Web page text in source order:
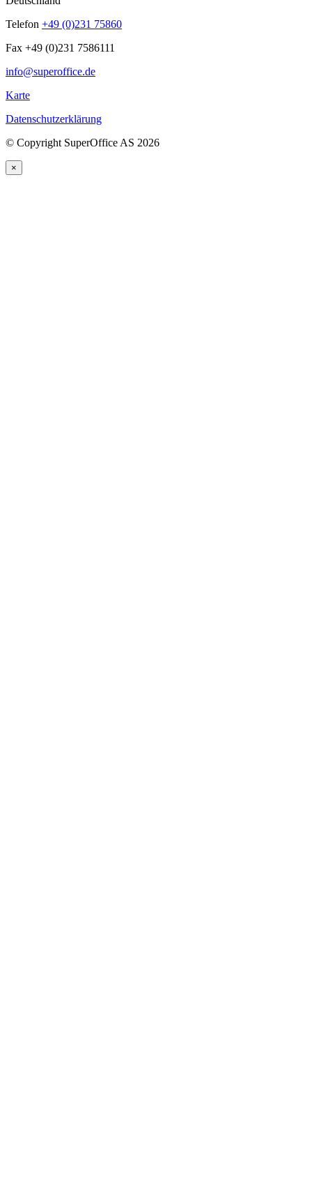
Telefon +49 (0)231 75860
Fax +49 (0)231 7586111
info@superoffice.de
Karte
Datenschutzerklärung
© Copyright SuperOffice AS 2026
×